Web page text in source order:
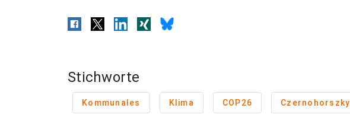
Stichworte
Kommunales Klima COP26 Czernohorszky